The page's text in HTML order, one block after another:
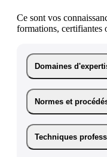
Ce sont vos
formations, certifiantes
Domaines
Normes et
Techniques